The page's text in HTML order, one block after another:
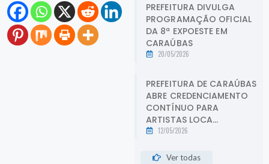
PREFEITURA DIVULGA
PROGRAMAÇÃO OFICIAL
DA 8ª EXPOESTE EM
CARAÚBAS
20/05/2026
PREFEITURA DE CARAÚBAS
ABRE CREDENCIAMENTO
CONTÍNUO PARA
ARTISTAS LOCA...
12/05/2026
Ver todas